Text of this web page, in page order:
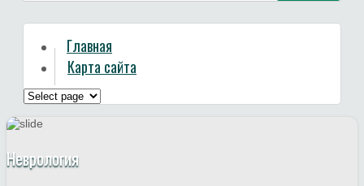
Главная
Карта сайта
Неврология